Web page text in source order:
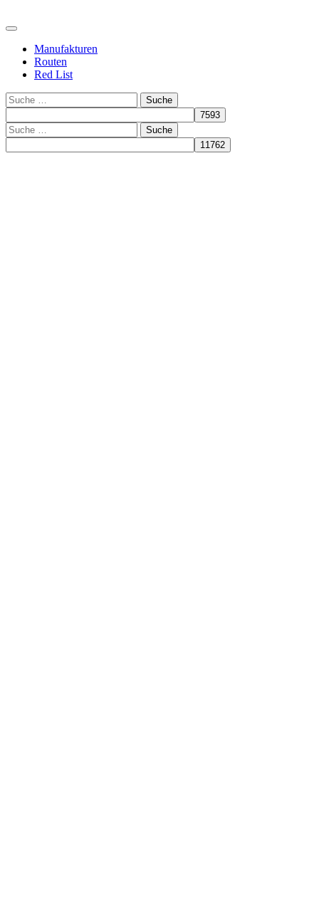
Manufakturen
Routen
Red List
Suche
Suche